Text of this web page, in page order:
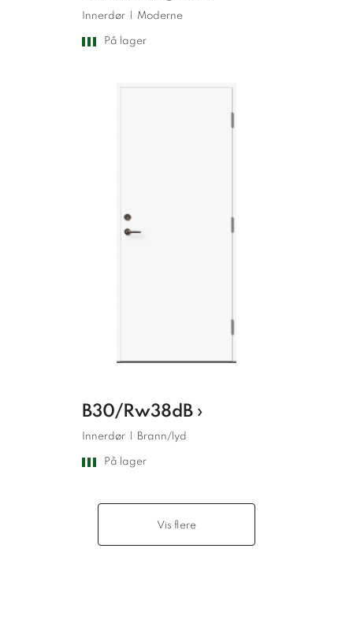
Innerdør Moderne
På lager
B30/Rw38dB ›
Innerdør Brann/lyd
På lager
Vis ﬂere